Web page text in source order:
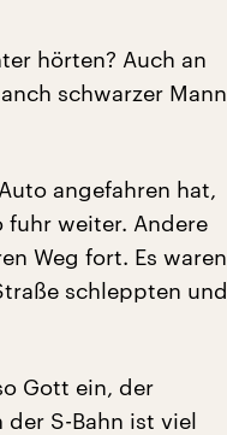
hörten? Auch an
schwarzer Mann
angefahren hat,
fuhr weiter. Andere
Weg fort. Es waren
schleppten und
Gott ein, der
S-Bahn ist viel